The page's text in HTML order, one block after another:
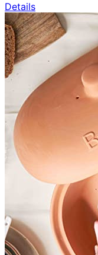
Details